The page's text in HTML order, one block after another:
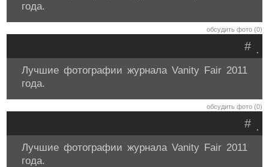
года.
обсудить фото (0)
.
#
Лучшие фотографии журнала Vanity Fair 2011
года.
обсудить фото (0)
.
#
Лучшие фотографии журнала Vanity Fair 2011
года.